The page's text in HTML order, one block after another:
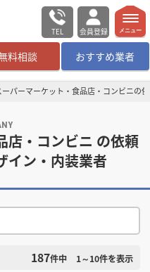
TEL 会員登録
料相談 おすすめ業者
ログイン／会員登録
メニュー
ーパーマーケット・食品店・コンビニの
店・コンビニ の依頼
イン・内装業者
187件中 1～10件を表示